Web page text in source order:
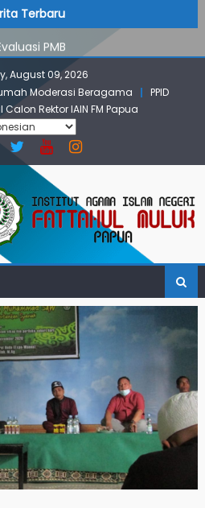
Terbaru
PMB
Skow Sae Kolaborasi dengan
Papua Tembus Jurnal
Komunikasi Aktif dengan
Ujian Dari Lanny Jaya Hingga
August 09, 2026
Moderasi Beragama
PPID
Rektor IAIN FM Papua